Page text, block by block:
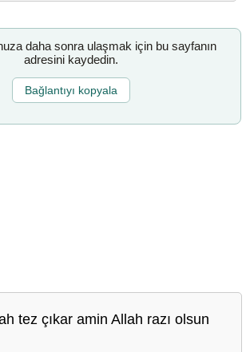
daha sonra ulaşmak için bu sayfanın
adresini kaydedin.
Bağlantıyı kopyala
tez çıkar amin Allah razı olsun